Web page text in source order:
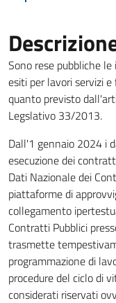
Sono rese pubbliche
esiti per lavori servizi
quanto previsto
Legslativo 33/2013.
Dall'1 gennaio 2024 i
esecuzione dei
Dati Nazionale dei
piattaforme di
collegamento
Contratti Pubblici
trasmette
programmazione di
procedure del ciclo di
considerati riservati